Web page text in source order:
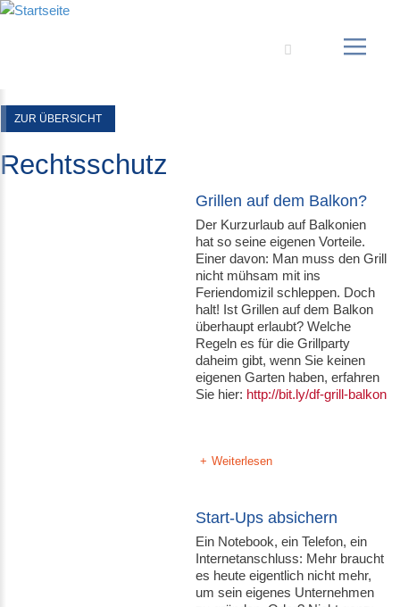
ZUR ÜBERSICHT
Rechtsschutz
Grillen auf dem Balkon?
Der Kurzurlaub auf Balkonien
hat so seine eigenen Vorteile.
Einer davon: Man muss den Grill
nicht mühsam mit ins
Feriendomizil schleppen. Doch
halt! Ist Grillen auf dem Balkon
überhaupt erlaubt? Welche
Regeln es für die Grillparty
daheim gibt, wenn Sie keinen
eigenen Garten haben, erfahren
Sie hier: http://bit.ly/df-grill-balkon
Weiterlesen
Start-Ups absichern
Ein Notebook, ein Telefon, ein
Internetanschluss: Mehr braucht
es heute eigentlich nicht mehr,
um sein eigenes Unternehmen